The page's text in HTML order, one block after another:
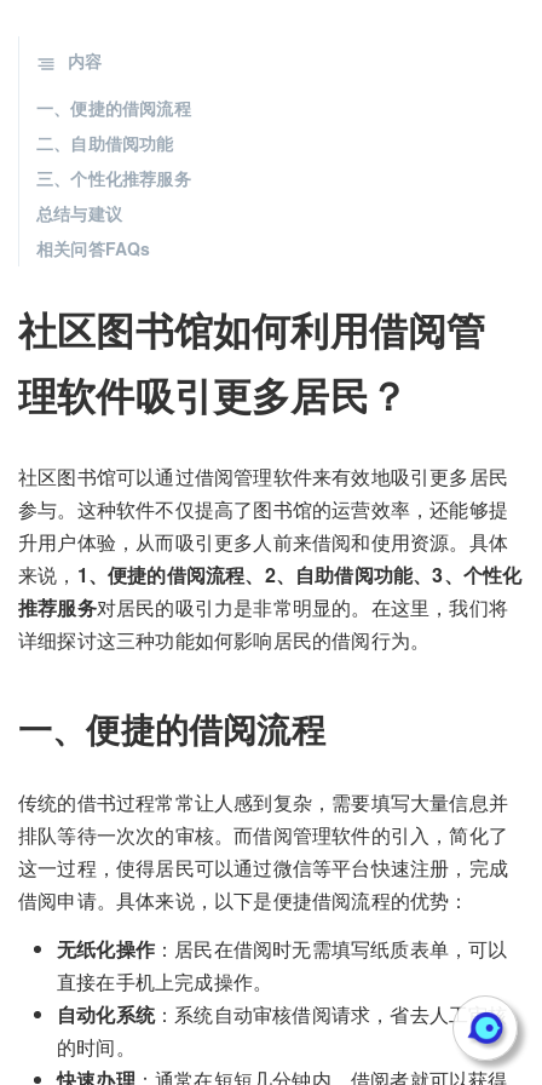
社区图书馆如何利用借阅管
理软件吸引更多居民？
社区图书馆可以通过借阅管理软件来有效地吸引更多居民
参与。这种软件不仅提高了图书馆的运营效率，还能够提
升用户体验，从而吸引更多人前来借阅和使用资源。具体
来说， 1、便捷的借阅流程、2、自助借阅功能、3、个性化
推荐服务对居民的吸引力是非常明显的。在这里，我们将
详细探讨这三种功能如何影响居民的借阅行为。
一、便捷的借阅流程
传统的借书过程常常让人感到复杂，需要填写大量信息并
排队等待一次次的审核。而借阅管理软件的引入，简化了
这一过程，使得居民可以通过微信等平台快速注册，完成
借阅申请。具体来说，以下是便捷借阅流程的优势：
无纸化操作 ：居民在借阅时无需填写纸质表单，可以
直接在手机上完成操作。
自动化系统：系统自动审核借阅请求，省去人工审核
的时间。
内容
一、便捷的借阅流程
二、自助借阅功能
三、个性化推荐服务
总结与建议
相关问答FAQs